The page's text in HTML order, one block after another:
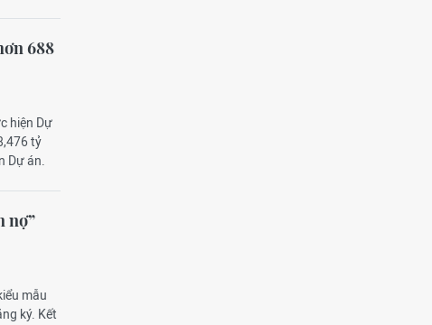
688
hiện Dự
tỷ
Dự án.
nợ”
mẫu
ký. Kết